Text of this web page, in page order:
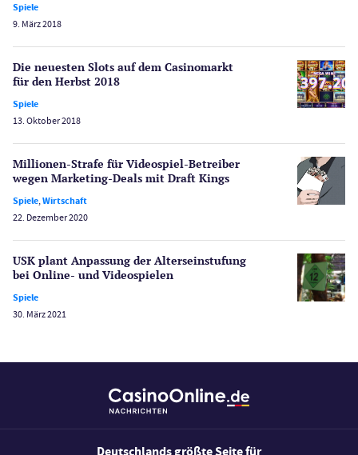
Poker
Schlagzeilen
Spiele
Spielerschutz
Sport
Wetten
Wirtschaft
Novoline Casinos
Merkur Casinos
Spielautomaten
Casino Testberichte
Bonus Ohne Einzahlung
Spiele
9. März 2018
Die neuesten Slots auf dem Casinomarkt
für den Herbst 2018
Spiele
13. Oktober 2018
Millionen-Strafe für Videospiel-Betreiber
wegen Marketing-Deals mit Draft Kings
Spiele,Wirtschaft
22. Dezember 2020
USK plant Anpassung der Alters­einstufung
bei Online- und Videospielen
Spiele
30. März 2021
Deutschlands größte Seite für